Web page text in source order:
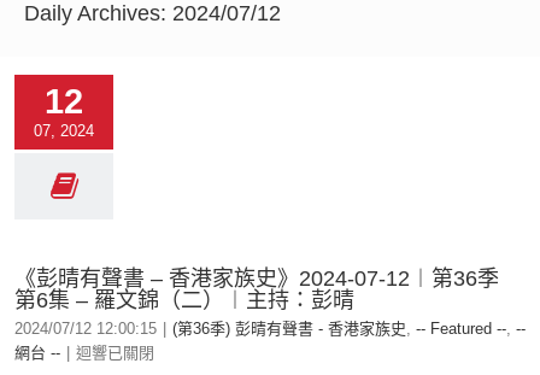
Daily Archives: 2024/07/12
12
07, 2024
《彭晴有聲書 – 香港家族史》2024-07-12︱第36季
第6集 – 羅文錦（二）︱主持：彭晴
2024/07/12 12:00:15 (第36季) 彭晴有聲書 - 香港家族史, -- Featured --, --
網台 --
迴響已關閉